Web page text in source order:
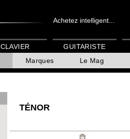
Achetez intelligent...
Marques Le Mag
CLAVIER GUITARISTE
TÉNOR